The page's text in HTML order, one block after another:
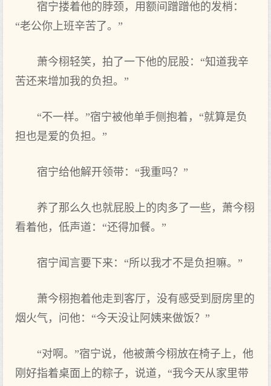
宿宁搂着他的脖颈，用额间蹭蹭他的发‌梢：
“老公你上班辛苦了。”
萧今栩轻笑‌，拍了一下他的屁股：“知道我辛
苦还来增加我的负担。”
“不一样。”宿宁被他单手侧抱着，“就算是负
担也是爱的负担。”
宿宁给他解开领带：“我重吗？”
养了那么久也就屁股上的肉多了一些，萧今栩
看着他，低声道：“还得加餐。”
宿宁闻言要下来：“所以我才不是负担嘛。”
萧今栩抱着他走到‌客厅，没有感受到‌厨房里的
烟火气，问他：“今天没让阿姨来做饭？”
“对啊。”宿宁说，他被萧今栩放在椅子上，他
刚好指着桌面上的粽子，说道，“我今天从家里带